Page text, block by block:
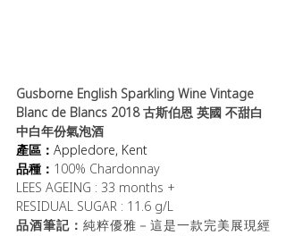
Gusborne English Sparkling Wine Vintage
Blanc de Blancs 2018 古斯伯恩 英國 不甜白
中白年份氣泡酒
產區： Appledore, Kent
品種： 100% Chardonnay
LEES AGEING : 33 months +
RESIDUAL SUGAR : 11.6 g/L
品酒筆記： 純粹優雅－這是一款完美展現經